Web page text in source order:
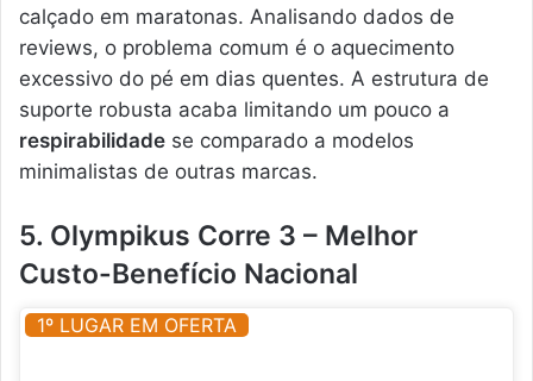
calçado em maratonas. Analisando dados de
reviews, o problema comum é o aquecimento
excessivo do pé em dias quentes. A estrutura de
suporte robusta acaba limitando um pouco a
respirabilidade se comparado a modelos
minimalistas de outras marcas.
5. Olympikus Corre 3 – Melhor
Custo-Benefício Nacional
1º LUGAR EM OFERTA